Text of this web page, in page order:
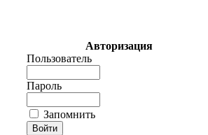
Авторизация
Пользователь
Пароль
Запомнить